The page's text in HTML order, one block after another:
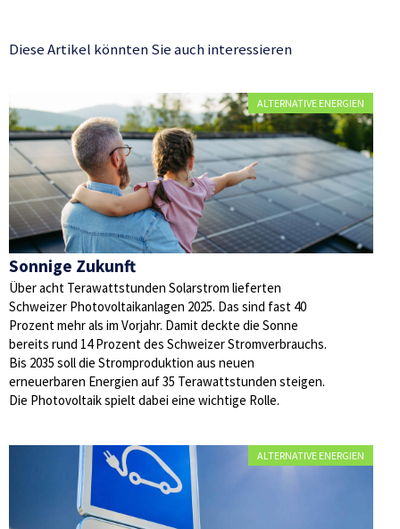
Diese Artikel könnten Sie auch interessieren
ALTERNATIVE ENERGIEN
Sonnige Zukunft
Über acht Terawattstunden Solarstrom lieferten
Schweizer Photovoltaikanlagen 2025. Das sind fast 40
Prozent mehr als im Vorjahr. Damit deckte die Sonne
bereits rund 14 Prozent des Schweizer Stromverbrauchs.
Bis 2035 soll die Stromproduktion aus neuen
erneuerbaren Energien auf 35 Terawattstunden steigen.
Die Photovoltaik spielt dabei eine wichtige Rolle.
ALTERNATIVE ENERGIEN